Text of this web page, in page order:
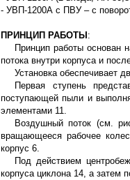
- УВП-1200А с ПВУ – с
ПРИНЦИП РАБОТЫ :
Принцип работы основан
потока внутри корпуса и
Установка обеспечивает
Первая ступень
поступающей пыли и
элементами 11.
Воздушный поток (см.
вращающееся рабочее
корпус 6.
Под действием
корпуса циклона 14, а затем